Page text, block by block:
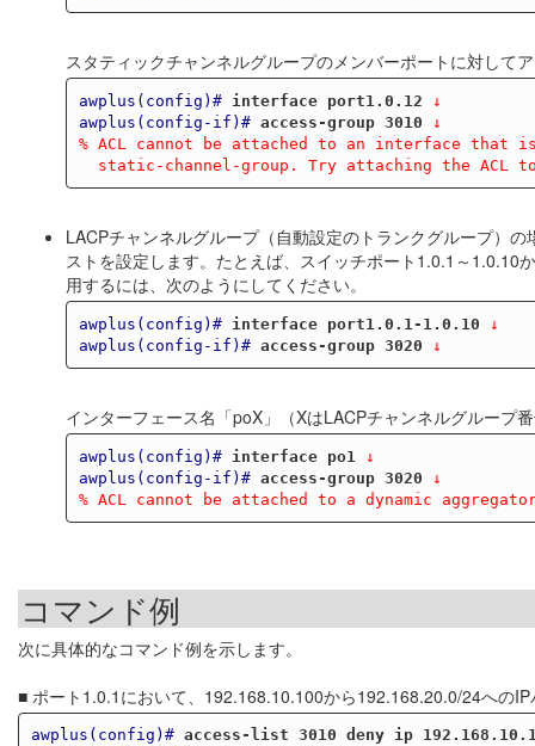
スタティックチャンネルグループのメンバーポートに対して
awplus(config)# interface port1.0.12 ↓
awplus(config-if)# access-group 3010 ↓
% ACL cannot be attached to an interface that
static-channel-group. Try attaching the ACL
LACPチャンネルグループ（自動設定のトランクグループ）
ストを設定します。たとえば、スイッチポート1.0.1～1.0.10
用するには、次のようにしてください。
awplus(config)# interface port1.0.1-1.0.10 ↓
awplus(config-if)# access-group 3020 ↓
インターフェース名「poX」（XはLACPチャンネルグループ
awplus(config)# interface po1
↓
awplus(config-if)# access-group 3020 ↓
% ACL cannot be attached to a dynamic
コマンド例
次に具体的なコマンド例を示します。
■ ポート1.0.1において、192.168.10.100から192.168.20.0/24への
awplus(config)# access-list 3010 deny ip